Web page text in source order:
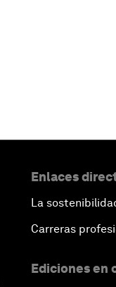
Enlaces
La
Carreras
Ediciones en